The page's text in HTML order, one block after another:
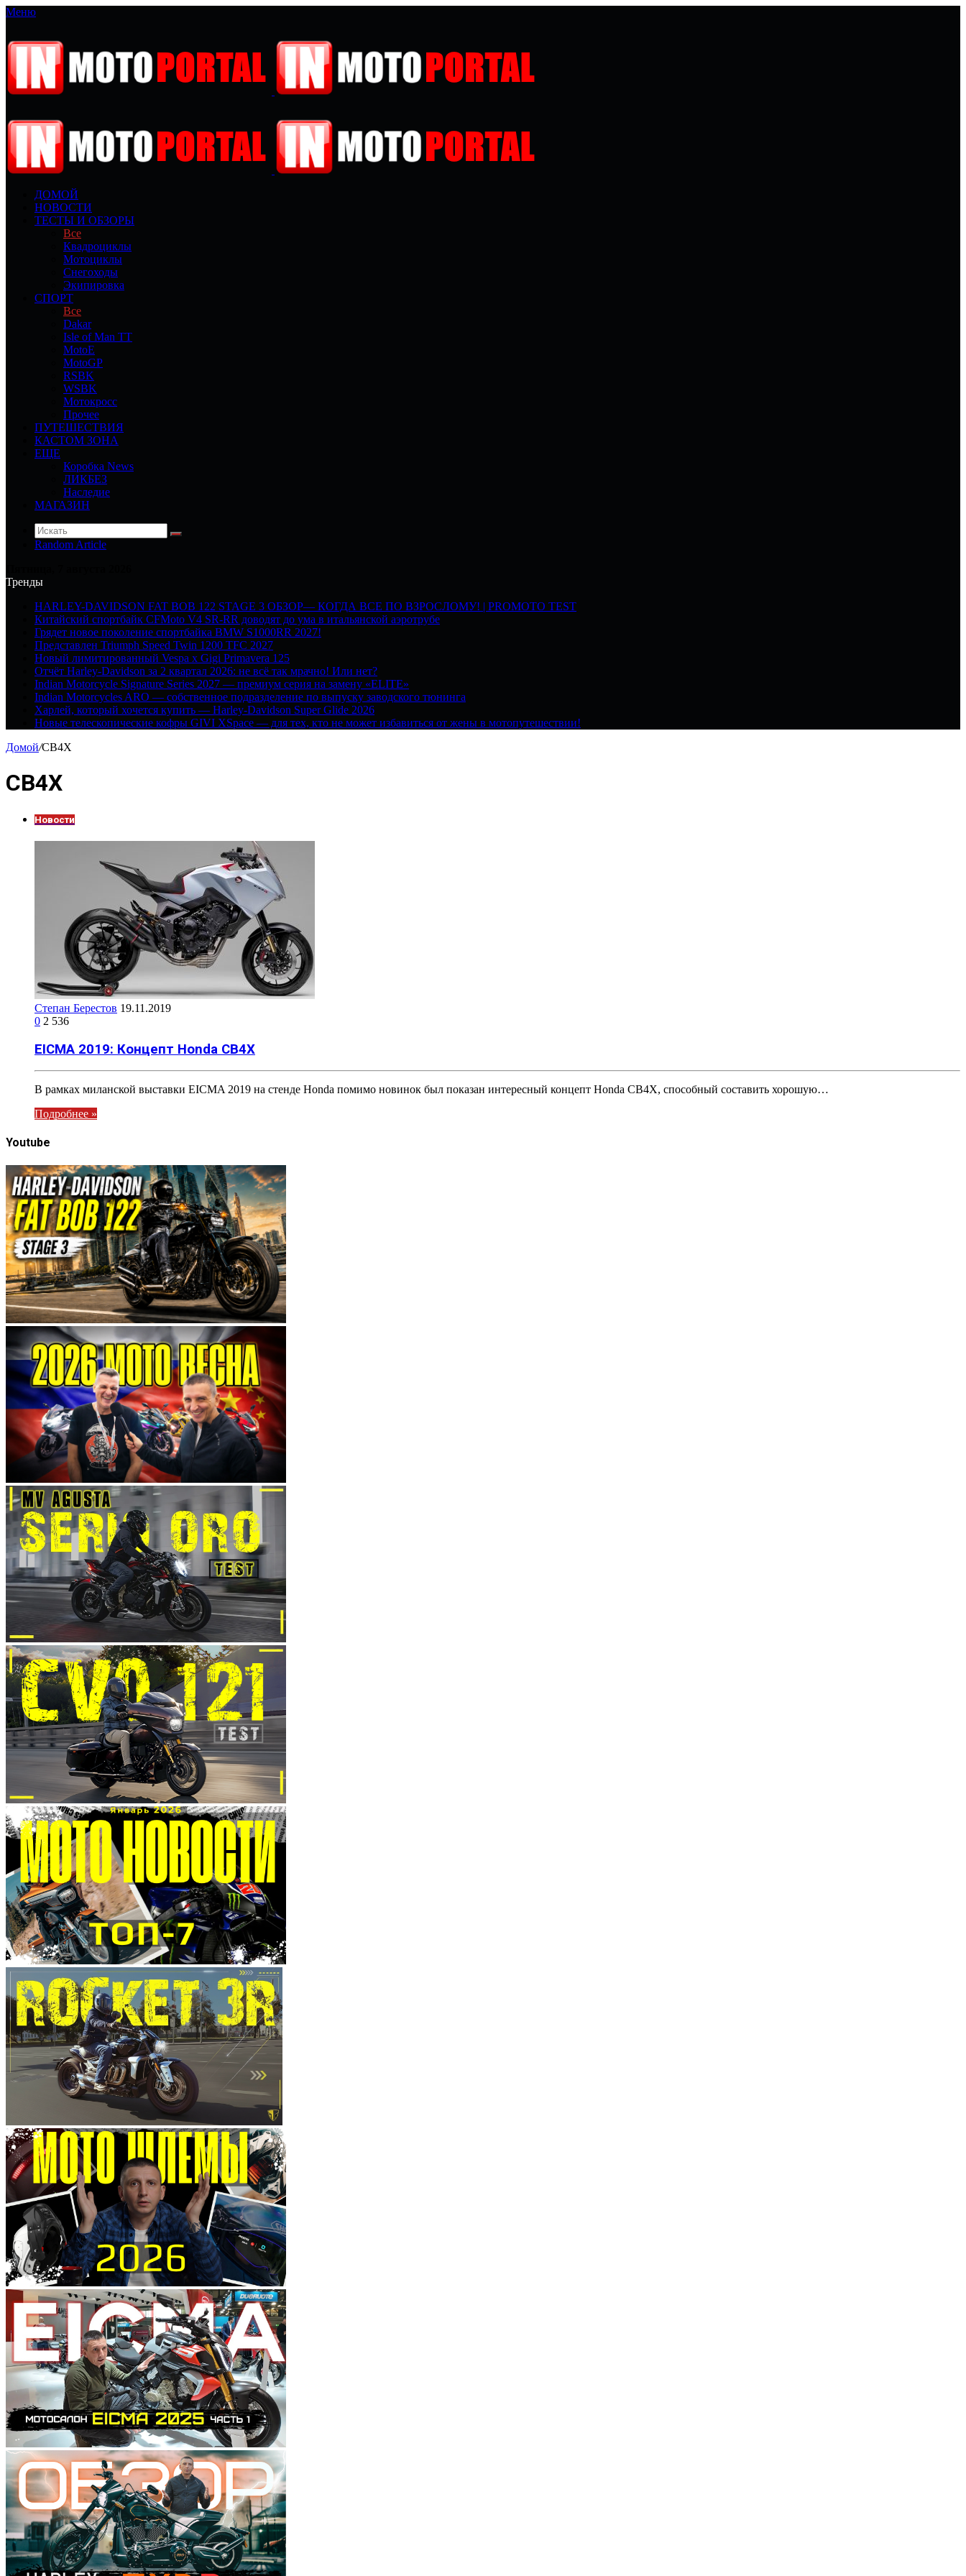
Меню
ДОМОЙ
НОВОСТИ
ТЕСТЫ И ОБЗОРЫ
Все
Квадроциклы
Мотоциклы
Снегоходы
Экипировка
СПОРТ
Все
Dakar
Isle of Man TT
MotoE
MotoGP
RSBK
WSBK
Мотокросс
Прочее
ПУТЕШЕСТВИЯ
КАСТОМ ЗОНА
ЕЩЕ
Коробка News
ЛИКБЕЗ
Наследие
МАГАЗИН
Random Article
Тренды
HARLEY-DAVIDSON FAT BOB 122 STAGE 3 ОБЗОР— КОГДА ВСЕ ПО ВЗРОСЛОМУ! | PROMOTO TEST
Китайский спортбайк CFMoto V4 SR-RR доводят до ума в итальянской аэротрубе
Грядет новое поколение спортбайка BMW S1000RR 2027!
Представлен Triumph Speed Twin 1200 TFC 2027
Новый лимитированный Vespa x Gigi Primavera 125
Отчёт Harley-Davidson за 2 квартал 2026: не всё так мрачно! Или нет?
Indian Motorcycle Signature Series 2027 — премиум серия на замену «ELITE»
Indian Motorcycles ARO — собственное подразделение по выпуску заводского тюнинга
Харлей, который хочется купить — Harley-Davidson Super Glide 2026
Новые телескопические кофры GIVI XSpace — для тех, кто не может избавиться от жены в мотопутешествии!
Домой/CB4X
CB4X
Новости
Степан Берестов 19.11.2019
0 2 536
EICMA 2019: Концепт Honda CB4X
В рамках миланской выставки EICMA 2019 на стенде Honda помимо новинок был показан интересный концепт Honda CB4X, способный составить хорошую…
Подробнее »
Youtube